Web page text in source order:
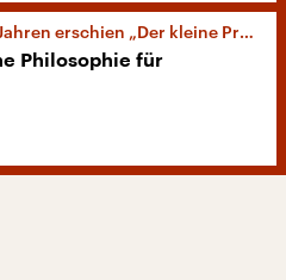
erschien „Der kleine Prinz“
Philosophie für